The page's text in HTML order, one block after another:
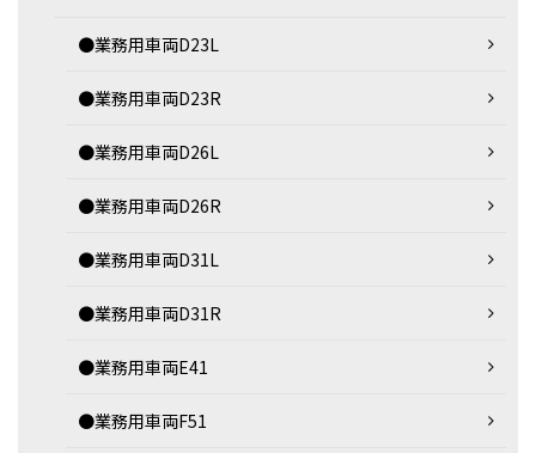
●業務用車両D23L
●業務用車両D23R
●業務用車両D26L
●業務用車両D26R
●業務用車両D31L
●業務用車両D31R
●業務用車両E41
●業務用車両F51